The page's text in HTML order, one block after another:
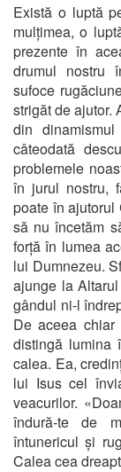
Există o luptă
mulțimea, o
prezente în
drumul nostru
sufoce
strigăt de ajutor.
din
câteodată
problemele
în jurul nostru,
poate în
să nu încetăm
forță în lumea
lui Dumnezeu.
ajunge la
gândul ni-l
De aceea
distingă lumina
calea. Ea,
lui Isus cel
veacurilor.
îndură-te de
întunericul și
Calea cea